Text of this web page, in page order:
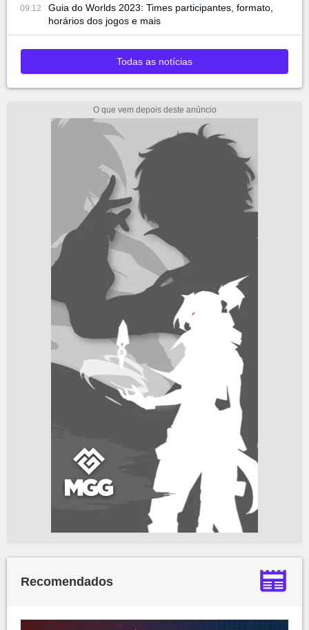
09:12
Guia do Worlds 2023: Times participantes, formato,
horários dos jogos e mais
Todas as notícias
Recomendados